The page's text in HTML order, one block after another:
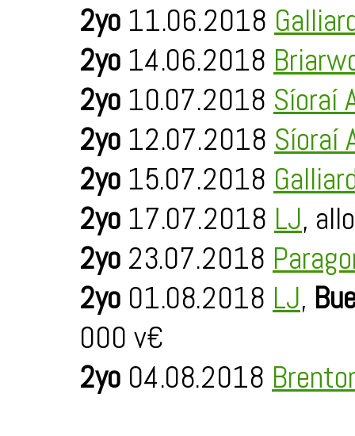
2yo 11.06.2018
2yo 14.06.2018
2yo 10.07.2018 Síoraí
2yo 12.07.2018 Síoraí
2yo 15.07.2018
2yo 17.07.2018 LJ,
2yo 23.07.2018
2yo 01.08.2018 LJ,
000 v€
2yo 04.08.2018